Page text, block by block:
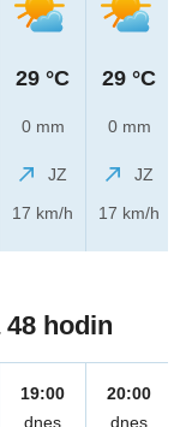
29 °C
0 mm
JZ
17 km/h
29 °C
0 mm
JZ
17 km/h
hodin
19:00
dnes
20:00
dnes